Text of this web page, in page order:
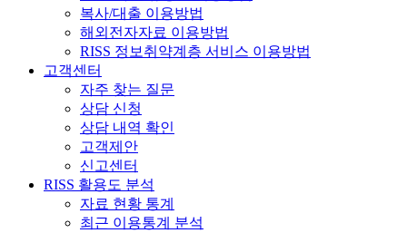
복사/대출 이용방법
해외전자자료 이용방법
RISS 정보취약계층 서비스 이용방법
고객센터
자주 찾는 질문
상담 신청
상담 내역 확인
고객제안
신고센터
RISS 활용도 분석
자료 현황 통계
최근 이용통계 분석